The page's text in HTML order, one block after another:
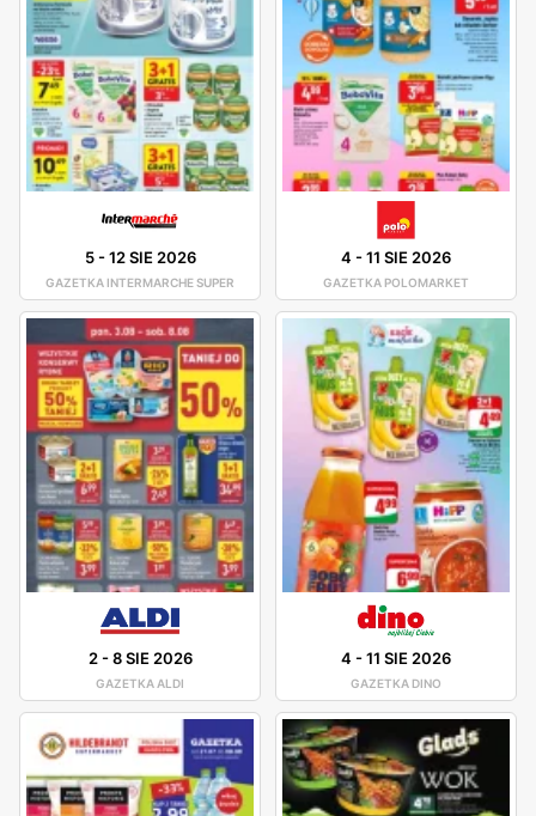
5-12 SIE 2026
GAZETKA INTERMARCHE SUPER
4 -11 SIE 2026
GAZETKA POLOMARKET
2-8 SIE 2026
GAZETKA ALDI
4 -11 SIE 2026
GAZETKA DINO